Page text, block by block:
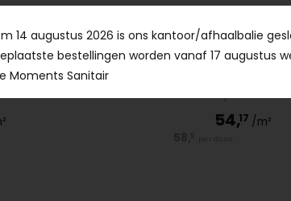
30x60cm Argenta Tanum Bone
Op voorraad
54,17 /m²
14 augustus 2026 is ons kantoor/afhaalbalie
bestellingen worden vanaf 17 augustus
Moments Sanitair